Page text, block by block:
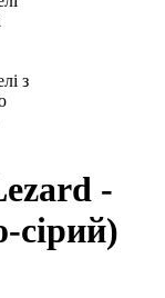
з
-
сірий)